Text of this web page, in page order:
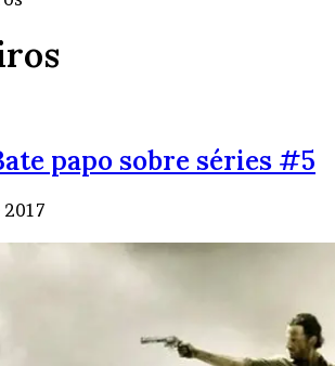
papo sobre séries #5